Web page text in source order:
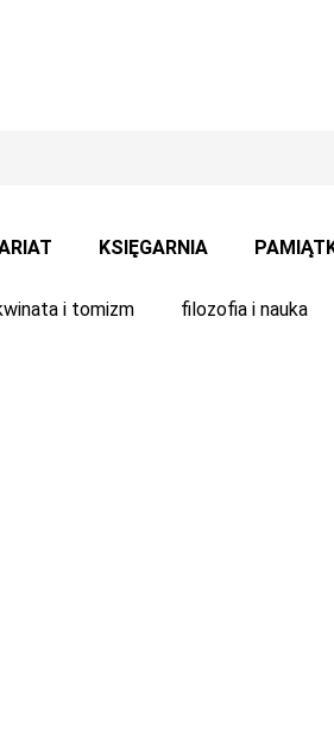
KSIĘGARNIA
i tomizm filozofia i nauka